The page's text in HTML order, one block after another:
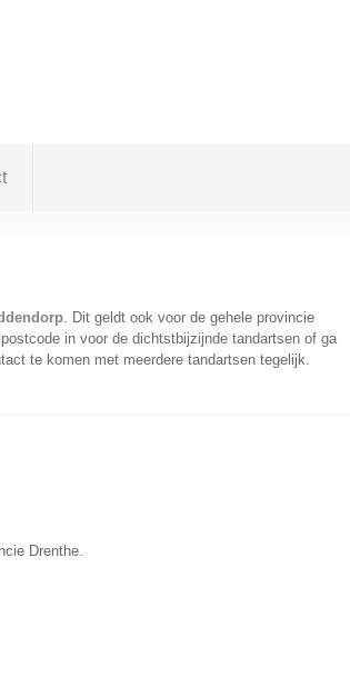
. Dit geldt ook voor de gehele provincie
in voor de dichtstbijzijnde tandartsen of ga
te komen met meerdere tandartsen tegelijk.
Drenthe.